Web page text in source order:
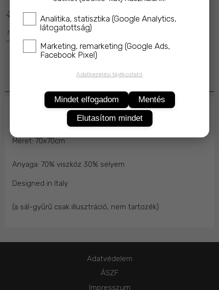
25 000 Ft feletti rendelés esetén ingyenes kiszállítás!
A termék megvásárlásakor az ár 10%-ával a
Macskavédő Alapítványt támogatod!
Selymes női kendő, elegáns lovas - kockás mintával.
Méret: 70x70cm
Anyaga: 70% viszkóz 30% selyem
Designed in Italy
(a sál-gyűrű csak illusztráció, nem tartozék)
Adatvédelem
ÁSZF
Impresszum
Analitika, statisztika (Google Analytics,
látogatottság)
Marketing, remarketing (Google Ads,
Facebook Pixel)
Adatkezelési tájékoztató
Mindet elfogadom
Mentés
Elutasítom mindet